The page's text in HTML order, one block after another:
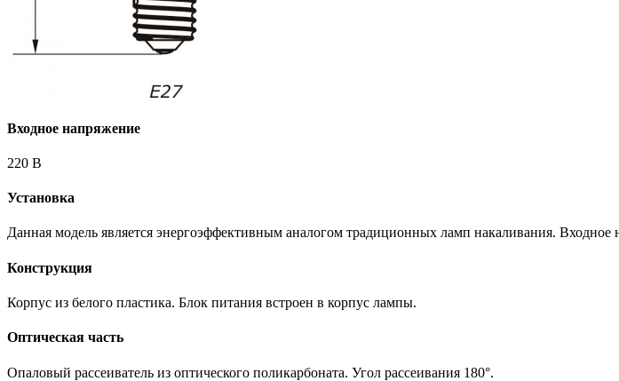
Входное напряжение
220 В
Установка
Данная модель является энергоэффективным аналогом традиционных ламп накаливания.
Конструкция
Корпус из белого пластика. Блок питания встроен в корпус лампы.
Оптическая часть
Опаловый рассеиватель из оптического поликарбоната. Угол рассеивания 180°.